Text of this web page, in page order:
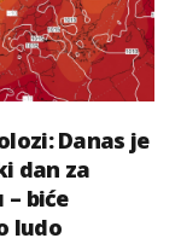
Danas je
dan za
biće
ludo